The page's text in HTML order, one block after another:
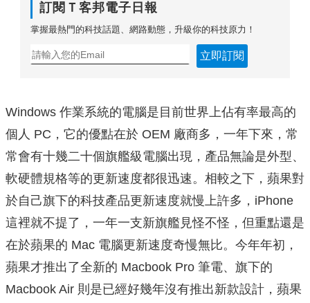
訂閱Ｔ客邦電子日報
掌握最熱門的科技話題、網路動態，升級你的科技原力！
立即訂閱
Windows 作業系統的電腦是目前世界上佔有率最高的
個人 PC，它的優點在於 OEM 廠商多，一年下來，常
常會有十幾二十個旗艦級電腦出現，產品無論是外型、
軟硬體規格等的更新速度都很迅速。相較之下，蘋果對
於自己旗下的科技產品更新速度就慢上許多，iPhone
這裡就不提了，一年一支新旗艦見怪不怪，但重點還是
在於蘋果的 Mac 電腦更新速度奇慢無比。今年年初，
蘋果才推出了全新的 Macbook Pro 筆電、旗下的
Macbook Air 則是已經好幾年沒有推出新款設計，蘋果